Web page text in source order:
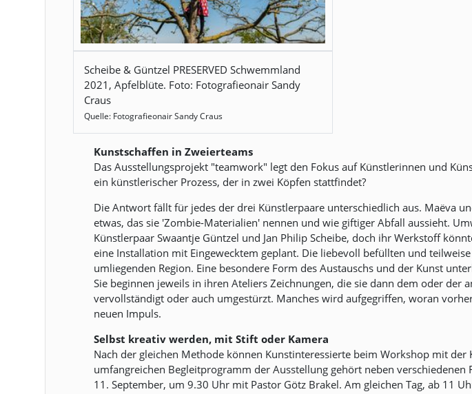
Scheibe & Güntzel PRESERVED Schwemmland
2021, Apfelblüte. Foto: Fotografieonair Sandy
Craus
Quelle: Fotografieonair Sandy Craus
Kunstschaffen in Zweierteams
Das Ausstellungsprojekt "teamwork" legt den Fokus auf Künstlerinnen und
ein künstlerischer Prozess, der in zwei Köpfen stattfindet?
Die Antwort fällt für jedes der drei Künstlerpaare unterschiedlich aus. Maëva
etwas, das sie 'Zombie-Materialien' nennen und wie giftiger Abfall aussieht.
Künstlerpaar Swaantje Güntzel und Jan Philip Scheibe, doch ihr Werkstoff
eine Installation mit Eingewecktem geplant. Die liebevoll befüllten und
umliegenden Region. Eine besondere Form des Austauschs und der Kunst
Sie beginnen jeweils in ihren Ateliers Zeichnungen, die sie dann dem oder der
vervollständigt oder auch umgestürzt. Manches wird aufgegriffen, woran
neuen Impuls.
Selbst kreativ werden, mit Stift oder Kamera
Nach der gleichen Methode können Kunstinteressierte beim Workshop mit
umfangreichen Begleitprogramm der Ausstellung gehört neben
11. September, um 9.30 Uhr mit Pastor Götz Brakel. Am gleichen Tag, ab 11